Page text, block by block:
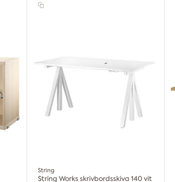
String
String Works skrivbordsskiva 140 vit